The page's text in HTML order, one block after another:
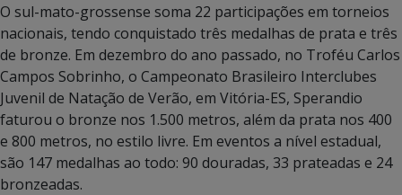
O sul-mato-grossense soma 22 participações em torneios
nacionais, tendo conquistado três medalhas de prata e três
de bronze. Em dezembro do ano passado, no Troféu Carlos
Campos Sobrinho, o Campeonato Brasileiro Interclubes
Juvenil de Natação de Verão, em Vitória-ES, Sperandio
faturou o bronze nos 1.500 metros, além da prata nos 400
e 800 metros, no estilo livre. Em eventos a nível estadual,
são 147 medalhas ao todo: 90 douradas, 33 prateadas e 24
bronzeadas.